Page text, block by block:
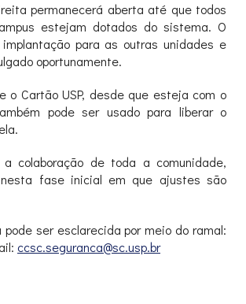
permanecerá aberta até que todos
estejam dotados do sistema. O
para as outras unidades e
oportunamente.
o Cartão USP, desde que esteja com o
pode ser usado para liberar o
a colaboração de toda a comunidade,
nesta fase inicial em que ajustes são
pode ser esclarecida por meio do ramal:
ccsc.seguranca@sc.usp.br